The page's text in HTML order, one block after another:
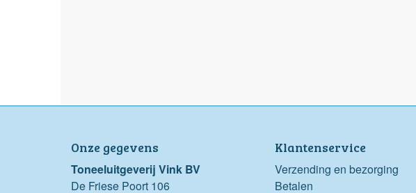
Onze gegevens
Toneeluitgeverij Vink BV
De Friese Poort 106
Klantenservice
Verzending en bezorging
Betalen